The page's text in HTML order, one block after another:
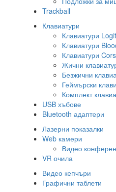
Trackball
Клавиатури
Клавиатури
Клавиатури
Клавиатури
Жични
Безжични
Геймърски
Комплект
USB хъбове
Bluetooth адаптери
Лазерни показалки
Web камери
Видео
VR очила
Видео кепчъри
Графични таблети